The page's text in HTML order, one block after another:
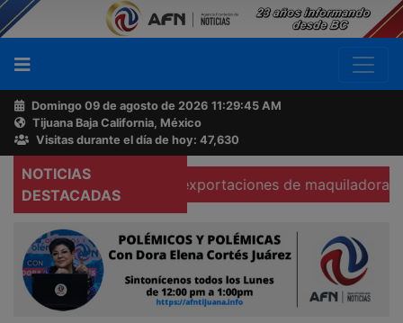
Domingo 09 de agosto de 2026 11:29:46 AM
Tijuana Baja California, México
Visitas durante el día de hoy: 47,630
NOTICIAS
DESTACADAS
Se hunden 37% exportaciones de maquiladoras en Tecate
Buscador
Acerca
de
AFN
Ventas